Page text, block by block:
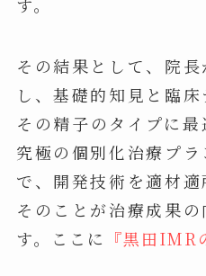
す。
その結果として、院
し、基礎的知見と臨床
その精子のタイプに最
究極の個別化治療プ
で、開発技術を適材適
そのことが治療成果
す。ここに 『黒田IMR